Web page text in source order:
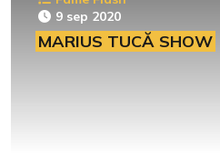
9 sep 2020
MARIUS TUCĂ SHOW